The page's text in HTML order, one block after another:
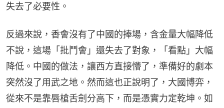
失去了必要性。
反過來說，香會沒有了中國的捧場，含金量大幅降低
不說，這場「批鬥會」還失去了對象，「看點」大幅
降低。中國的做法，讓西方直接懵了，準備好的劇本
突然沒了用武之地。然而這也正說明了，大國博弈，
從來不是靠唇槍舌劍分高下，而是憑實力定乾坤。如